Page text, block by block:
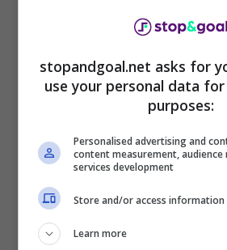
Suning ora è nei guai totali
holding attraverso cui Zhang
stopandgoal.net asks for
use your personal data
purposes:
Personalised advertising and
content measurement, audience
services development
Store and/or access information
Learn more